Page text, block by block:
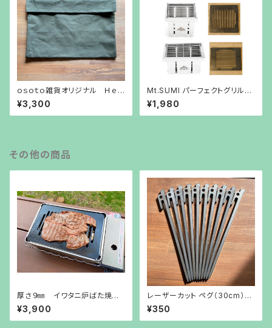
ｏｓｏｔｏ雑貨オリジナル Ｈｅｘ
ａ専用バッグ
¥3,300
Mt.SUMI パーフェクトグリルマ
イクロ用鉄板
¥1,980
その他の商品
厚さ９㎜ イワタニ炉ばた焼き
器鉄板
¥3,900
レーザーカット ペグ（30cm）１
本から販売
¥350